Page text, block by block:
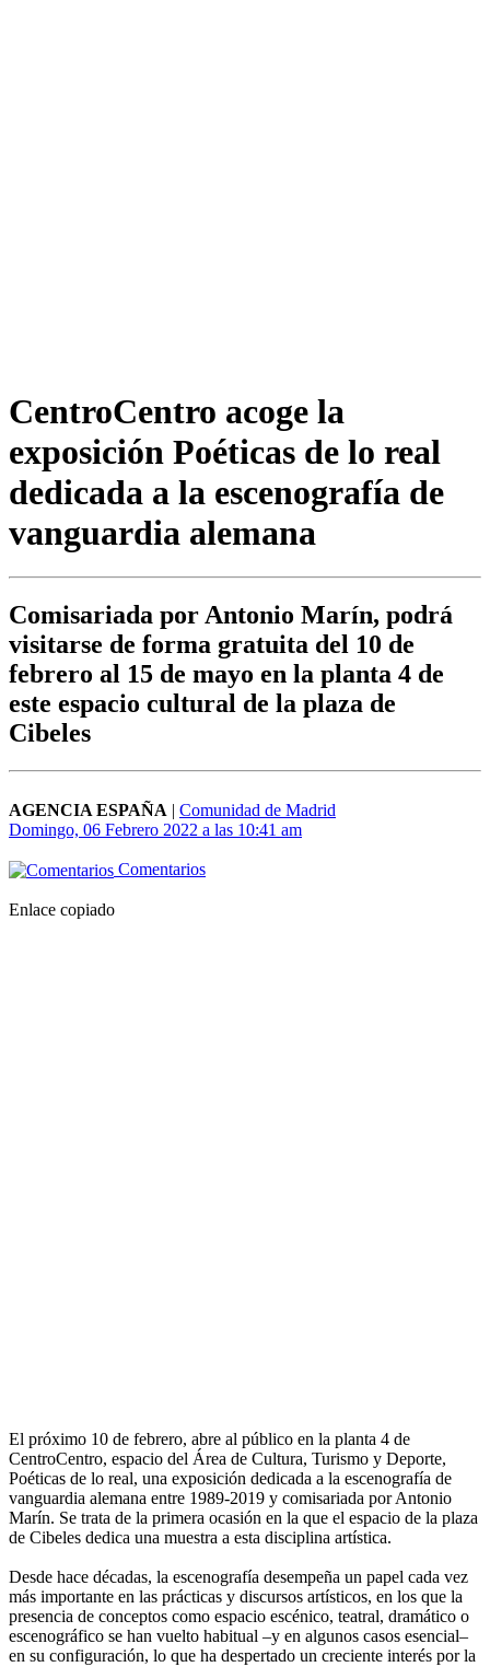
CentroCentro acoge la
exposición Poéticas de lo real
dedicada a la escenografía de
vanguardia alemana
Comisariada por Antonio Marín, podrá
visitarse de forma gratuita del 10 de
febrero al 15 de mayo en la planta 4 de
este espacio cultural de la plaza de
Cibeles
AGENCIA ESPAÑA | Comunidad de Madrid
Domingo, 06 Febrero 2022 a las 10:41 am
Comentarios
Enlace copiado
El próximo 10 de febrero, abre al público en la planta 4 de
CentroCentro, espacio del Área de Cultura, Turismo y Deporte,
Poéticas de lo real, una exposición dedicada a la escenografía de
vanguardia alemana entre 1989-2019 y comisariada por Antonio
Marín. Se trata de la primera ocasión en la que el espacio de la plaza
de Cibeles dedica una muestra a esta disciplina artística.
Desde hace décadas, la escenografía desempeña un papel cada vez
más importante en las prácticas y discursos artísticos, en los que la
presencia de conceptos como espacio escénico, teatral, dramático o
escenográfico se han vuelto habitual –y en algunos casos esencial–
en su configuración, lo que ha despertado un creciente interés por la